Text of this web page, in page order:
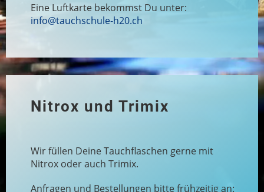
Eine Luftkarte bekommst Du unter:
info@tauchschule-h20.ch
Nitrox und Trimix
Wir füllen Deine Tauchflaschen gerne mit
Nitrox oder auch Trimix.
Anfragen und Bestellungen bitte frühzeitig an: